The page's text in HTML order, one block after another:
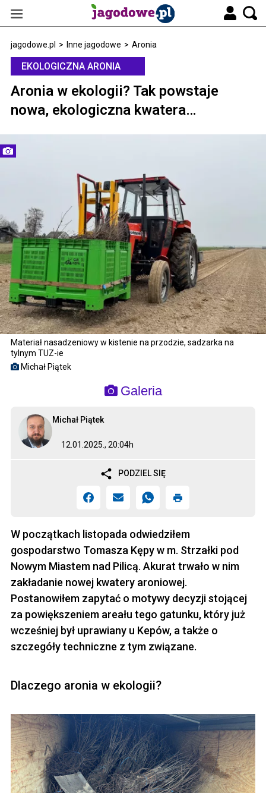
jagodowe.pl > Inne jagodowe > Aronia
Materiał nasadzeniowy w kistenie na przodzie, sadzarka na
tylnym TUZ-ie
Michał Piątek
EKOLOGICZNA ARONIA
Aronia w ekologii? Tak powstaje
nowa, ekologiczna kwatera…
Galeria
12.01.2025., 20:04h
Michał Piątek
PODZIEL SIĘ
W początkach listopada odwiedziłem
gospodarstwo Tomasza Kępy w m. Strzałki pod
Nowym Miastem nad Pilicą. Akurat trwało w nim
zakładanie nowej kwatery aroniowej.
Postanowiłem zapytać o motywy decyzji stojącej
za powiększeniem areału tego gatunku, który już
wcześniej był uprawiany u Kepów, a także o
szczegóły techniczne z tym związane.
Dlaczego aronia w ekologii?